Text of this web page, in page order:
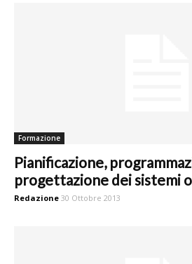
Formazione
Pianificazione,
progettazione dei sistemi
Redazione 30 Ottobre 2013